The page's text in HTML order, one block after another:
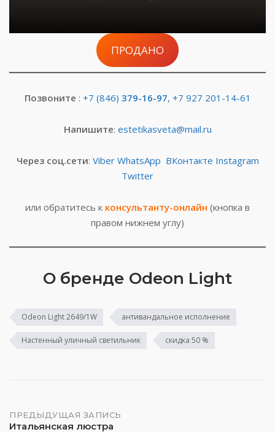
ПРОДАНО
Позвоните : +7 (846) 379-16-97, +7 927 201-14-61
Напишите: estetikasveta@mail.ru
Через соц.сети: Viber WhatsApp ВКонтакте Instagram
Twitter
или обратитесь к консультанту-онлайн (кнопка в
правом нижнем углу)
О бренде Odeon Light
Odeon Light 2649/1W антивандальное исполнение
Настенный уличный светильник скидка 50 %
Навигация
ПРЕДЫДУЩАЯ ЗАПИСЬ
Итальянская люстра